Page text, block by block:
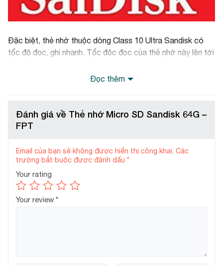
Đặc biệt, thẻ nhớ thuộc dòng Class 10 Ultra Sandisk có
tốc độ đọc, ghi nhanh. Tốc độc đọc của thẻ nhớ này lên tới
Đọc thêm
Đánh giá về Thẻ nhớ Micro SD Sandisk 64G –
FPT
Email của bạn sẽ không được hiển thị công khai. Các
trường bắt buộc được đánh dấu *
Your rating
Your review *